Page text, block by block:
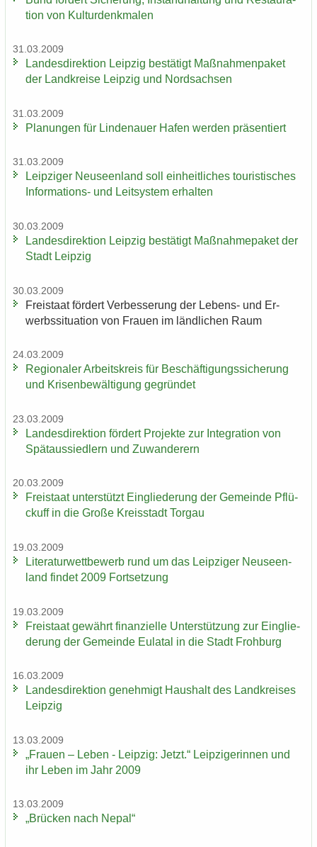
ti­on von Kul­tur­denk­ma­len
31.03.2009
Lan­des­di­rek­ti­on Leip­zig be­stä­tigt Maß­nah­men­pa­ket
der Land­krei­se Leip­zig und Nord­sach­sen
31.03.2009
Pla­nun­gen für Lin­de­nau­er Hafen wer­den prä­sen­tiert
31.03.2009
Leip­zi­ger Neu­seen­land soll ein­heit­li­ches tou­ris­ti­sches
Informations-​ und Leit­sys­tem er­hal­ten
30.03.2009
Lan­des­di­rek­ti­on Leip­zig be­stä­tigt Maß­nah­me­pa­ket der
Stadt Leip­zig
30.03.2009
Frei­staat för­dert Ver­bes­se­rung der Lebens-​ und Er­
werbs­si­tua­ti­on von Frau­en im länd­li­chen Raum
24.03.2009
Re­gio­na­ler Ar­beits­kreis für Be­schäf­ti­gungs­si­che­rung
und Kri­sen­be­wäl­ti­gung ge­grün­det
23.03.2009
Lan­des­di­rek­ti­on för­dert Pro­jek­te zur In­te­gra­ti­on von
Spät­aus­sied­lern und Zu­wan­de­rern
20.03.2009
Frei­staat un­ter­stützt Ein­glie­de­rung der Ge­mein­de Pflü­
ckuff in die Große Kreis­stadt Tor­gau
19.03.2009
Li­te­ra­tur­wett­be­werb rund um das Leip­zi­ger Neu­seen­
land fin­det 2009 Fort­set­zung
19.03.2009
Frei­staat ge­währt fi­nan­zi­el­le Un­ter­stüt­zung zur Ein­glie­
de­rung der Ge­mein­de Eu­la­tal in die Stadt Froh­burg
16.03.2009
Lan­des­di­rek­ti­on ge­neh­migt Haus­halt des Land­krei­ses
Leip­zig
13.03.2009
„Frau­en – Leben - Leip­zig: Jetzt.“ Leip­zi­ge­rin­nen und
ihr Leben im Jahr 2009
13.03.2009
„Brü­cken nach Nepal“